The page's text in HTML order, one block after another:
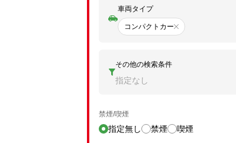
車両タイプ
コンパクトカー
その他の検索条件
指定なし
禁煙/喫煙
指定無し 禁煙 喫煙